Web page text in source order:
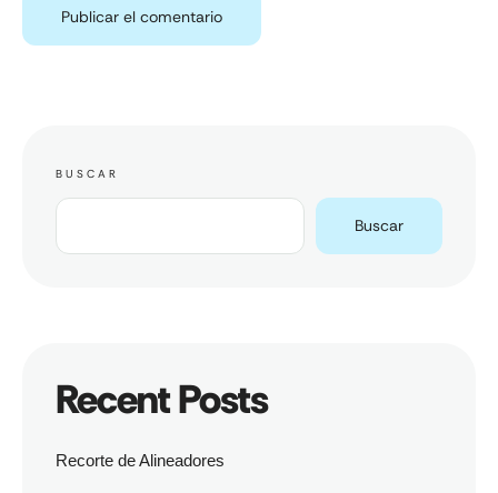
BUSCAR
Buscar
Recent Posts
Recorte de Alineadores